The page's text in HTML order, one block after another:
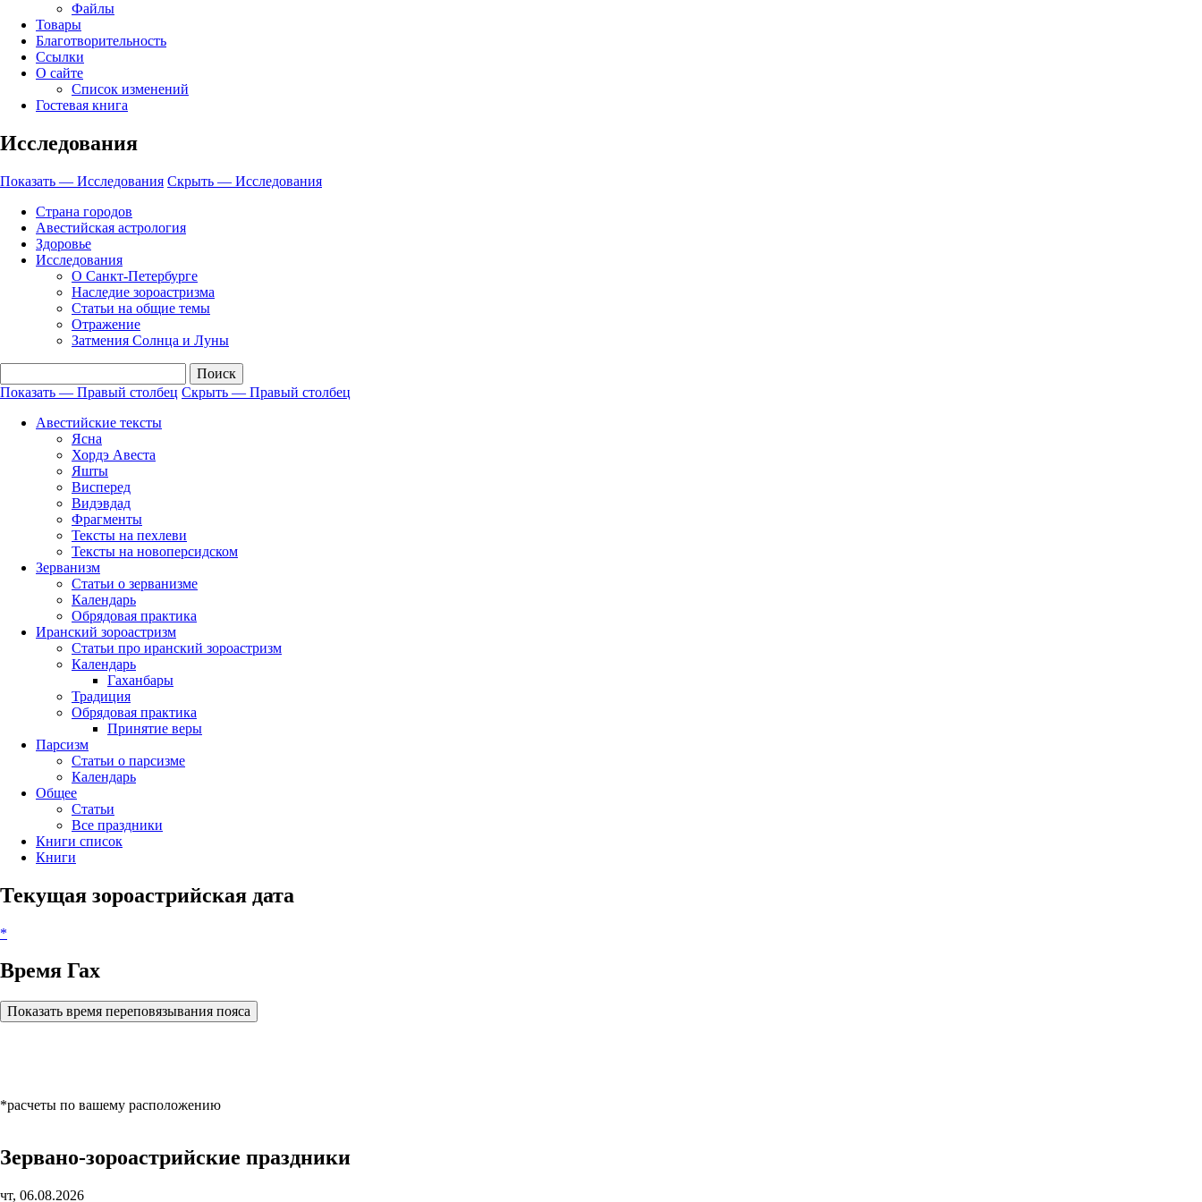
Файлы
Товары
Благотворительность
Ссылки
О сайте
Список изменений
Гостевая книга
Исследования
Показать — Исследования Скрыть — Исследования
Страна городов
Авестийская астрология
Здоровье
Исследования
О Санкт-Петербурге
Наследие зороастризма
Cтатьи на общие темы
Отражение
Затмения Солнца и Луны
Правый
столбец
Показать — Правый столбец Скрыть — Правый столбец
Авестийские тексты
Ясна
Хордэ Авеста
Яшты
Висперед
Видэвдад
Фрагменты
Тексты на пехлеви
Тексты на новоперсидском
Зерванизм
Статьи о зерванизме
Календарь
Обрядовая практика
Иранский зороастризм
Статьи про иранский зороастризм
Календарь
Гаханбары
Традиция
Обрядовая практика
Принятие веры
Парсизм
Статьи о парсизме
Календарь
Общее
Статьи
Все праздники
Книги список
Книги
Текущая зороастрийская дата
*
Время Гах
Показать время переповязывания пояса
*расчеты по вашему расположению
Зервано-зороастрийские праздники
чт, 06.08.2026